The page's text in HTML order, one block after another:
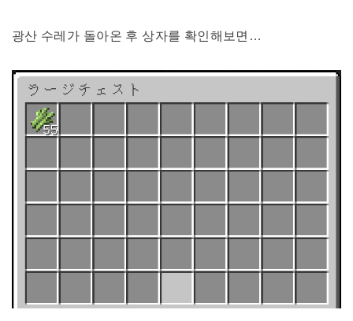
광산 수레가 돌아온 후 상자를 확인해보면…